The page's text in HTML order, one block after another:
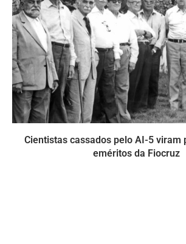
Cientistas cassados pelo AI-5 viram
eméritos da Fiocruz